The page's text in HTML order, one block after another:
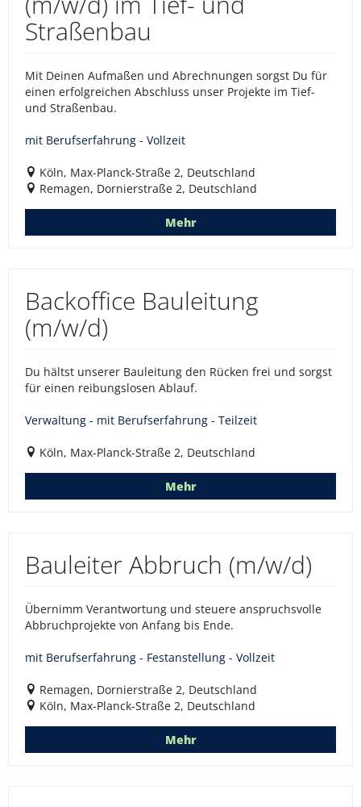
Straßenbau
Mit Deinen Aufmaßen und Abrechnungen sorgst Du für
einen erfolgreichen Abschluss unser Projekte im Tief-
und Straßenbau.
mit Berufserfahrung - Vollzeit
Köln, Max-Planck-Straße 2, Deutschland
Remagen, Dornierstraße 2, Deutschland
Mehr
Backoffice Bauleitung
(m/w/d)
Du hältst unserer Bauleitung den Rücken frei und sorgst
für einen reibungslosen Ablauf.
Verwaltung - mit Berufserfahrung - Teilzeit
Köln, Max-Planck-Straße 2, Deutschland
Mehr
Bauleiter Abbruch (m/w/d)
Übernimm Verantwortung und steuere anspruchsvolle
Abbruchprojekte von Anfang bis Ende.
mit Berufserfahrung - Festanstellung - Vollzeit
Remagen, Dornierstraße 2, Deutschland
Köln, Max-Planck-Straße 2, Deutschland
Mehr